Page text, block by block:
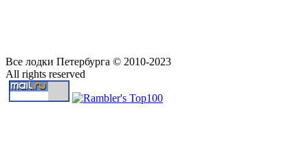
Все лодки Петербурга © 2010-2023
All rights reserved